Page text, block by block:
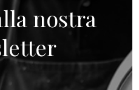
nostra